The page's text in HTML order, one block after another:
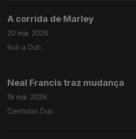
A corrida de Marley
20 mai. 2026
Rub a Dub.
Neal Francis traz mudança
19 mai. 2026
Cientistas Dub.